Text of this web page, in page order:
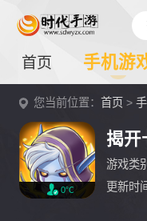
首页 手机游
您当前位置：首页 >
0℃
揭开
游戏类
更新时